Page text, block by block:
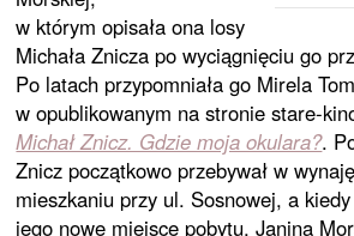
w którym opisała ona losy
Michała Znicza po wyciągnięciu go
Po latach przypomniała go Mirela
w opublikowanym na stronie stare-
Michał Znicz. Gdzie moja okulara?.
Znicz początkowo przebywał w
mieszkaniu przy ul. Sosnowej, a
jego nowe miejsce pobytu, Janina